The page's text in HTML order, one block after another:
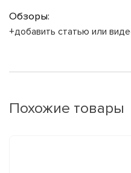
Обзоры:
+добавить статью или
Похожие товары